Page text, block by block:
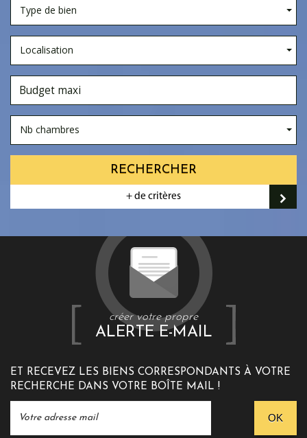
Type de bien
Localisation
Nb chambres
RECHERCHER
+ de critères
créer votre propre
ALERTE E-MAIL
ET RECEVEZ LES BIENS CORRESPONDANTS À VOTRE
RECHERCHE DANS VOTRE BOÎTE MAIL !
OK